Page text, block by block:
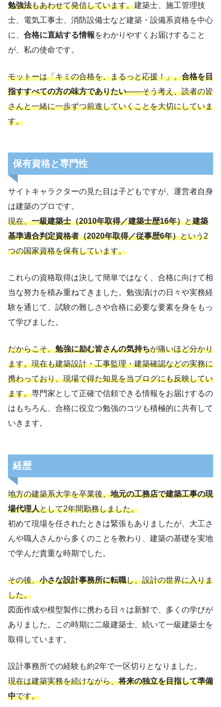
勉強法もあわせて発信しています。建築士、施工管理技
士、電気工事士、消防設備士など建築・設備系資格を中心
に、 合格に直結する情報をわかりやすくお届けすること
が、私の使命です。
モットーは「キミの合格を、まるっと応援！」。合格を目
指すすべての方の味方でありたい——そう考え、読者の皆
さんと一緒に一歩ずつ前進していくことを大切にしていま
す。
保有資格と専門性
サイトキャラクターの見た目は子どもですが、運営者自身
は建築のプロです。
現在、一級建築士（2010年取得／建築士歴16年）と建築
基準適合判定資格者（2020年取得／従事歴6年）という2
つの国家資格を保有しています。
これらの資格取得は決して簡単ではなく、合格に向けて相
当な努力を積み重ねてきました。勉強漬けの日々や実務経
験を通じて、試験の難しさや合格に必要な要素を身をもっ
て学びました。
だからこそ、勉強に励む皆さんの気持ちが痛いほど分かり
ます。現在も建築設計・工事監理・建築確認などの実務に
携わっており、現場で得た知見を当ブログにも反映してい
ます。専門家として正確で信頼できる情報をお届けするの
はもちろん、合格に役立つ勉強のコツも積極的に共有して
いきます。
経歴
地方の建築系大学を卒業後、地元の工務店で建築工事の現
場代理人として2年間勤務しました。
初めて現場を任されたときは緊張もありましたが、大工さ
んや職人さんから多くのことを教わり、建築の基礎を実地
で学んだ貴重な時期でした。
その後、小さな設計事務所に転職し、設計の世界に入りま
した。
図面作成や模型製作に携わる日々は新鮮で、多くの学びが
ありました。この時期に二級建築士、続いて一級建築士を
取得しています。
設計事務所での経験も約2年で一区切りとなりました。
現在は建築実務を続けながら、将来の独立を目指して準備
中です。